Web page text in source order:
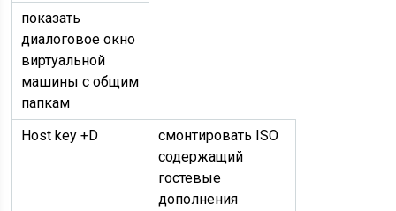
показать
диалоговое окно
виртуальной
машины с общим
папкам
Host key +D
смонтировать ISO
содержащий
гостевые
дополнения